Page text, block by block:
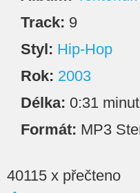
Track: 9
Styl: Hip-Hop
Rok: 2003
Délka: 0:31
Formát: MP3
40115 x přečteno